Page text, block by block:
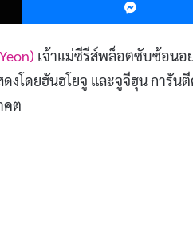
เจ้าแม่ซีรีส์พล็อตซับซ้อนอ
งโดยฮันฮโยจู และจูจีฮุน การัน
คต